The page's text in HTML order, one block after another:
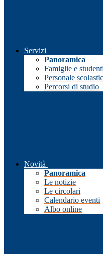
Servizi
Panoramica
Famiglie e studenti
Personale
Percorsi di studio
Novità
Panoramica
Le notizie
Le circolari
Calendario eventi
Albo online